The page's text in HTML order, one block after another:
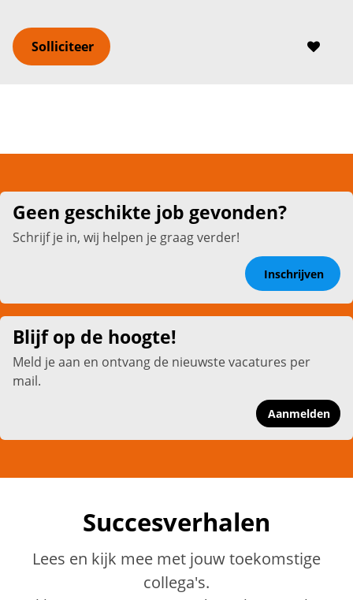
Solliciteer
Geen geschikte job gevonden?
Schrijf je in, wij helpen je graag verder!
Inschrijven
Blijf op de hoogte!
Meld je aan en ontvang de nieuwste vacatures per
mail.
Aanmelden
Succesverhalen
Lees en kijk mee met jouw toekomstige
collega's.